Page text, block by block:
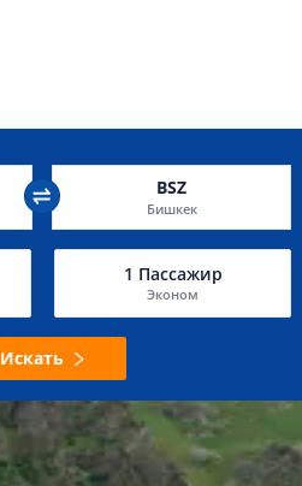
BSZ
Бишкек
1 Пассажир
Эконом
Искать